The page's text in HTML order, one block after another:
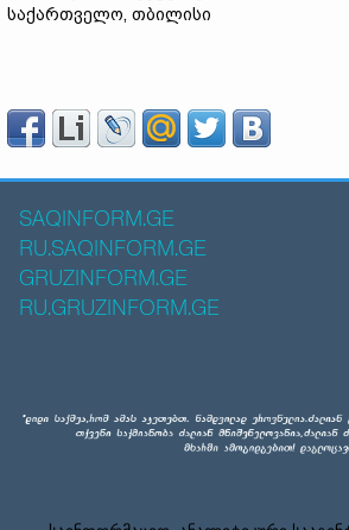
საქართველო, თბილისი
SAQINFORM.GE
RU.SAQINFORM.GE
GRUZINFORM.GE
RU.GRUZINFORM.GE